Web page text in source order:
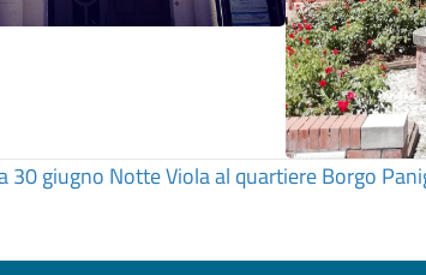
30 giugno Notte Viola al quartiere Borgo